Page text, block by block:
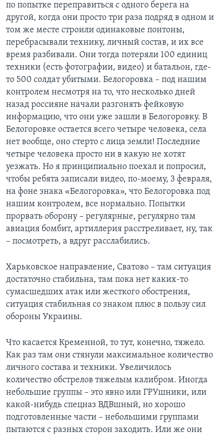
по попытке переправиться с одного берега на
другой, когда они просто три раза подряд в одном и
том же месте строили одинаковые понтоны,
перебрасывали технику, личный состав, и их все
время разбивали. Они тогда потеряли 100 единиц
техники (есть фотографии, видео) и батальон, где-
то 500 солдат убитыми. Белогоровка – под нашим
контролем несмотря на то, что несколько дней
назад россияне начали разгонять фейковую
информацию, что они уже зашли в Белогоровку. В
Белогоровке остается всего четыре человека, села
нет вообще, оно стерто с лица земли! Последние
четыре человека просто ни в какую не хотят
уезжать. Но я принципиально поехал и попросил,
чтобы ребята записали видео, по-моему, 3 февраля,
на фоне знака «Белогоровка», что Белогоровка под
нашим контролем, все нормально. Попытки
прорвать оборону – регулярные, регулярно там
авиация бомбит, артиллерия расстреливает, ну, так
– посмотреть, а вдруг расслабились.
Харьковское направление, Сватово – там ситуация
достаточно стабильна, там пока нет каких-то
сумасшедших атак или жесткого обострения,
ситуация стабильная со знаком плюс в пользу сил
обороны Украины.
Что касается Кременной, то тут, конечно, тяжело.
Как раз там они стянули максимальное количество
личного состава и техники. Увеличилось
количество обстрелов тяжелым калибром. Иногда
небольшие группы – это явно или ГРУшники, или
какой-нибудь спецназ ВДВшный, но хорошо
подготовленные части – небольшими группами
пытаются с разных сторон заходить. Или же они